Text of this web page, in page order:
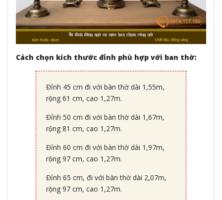
Cách chọn kích thước đỉnh phù hợp với ban thờ:
Đỉnh 45 cm đi với bàn thờ dài 1,55m,
rộng 61 cm, cao 1,27m.
Đỉnh 50 cm đi với bàn thờ dài 1,67m,
rộng 81 cm, cao 1,27m.
Đỉnh 60 cm đi với bàn thờ dài 1,97m,
rộng 97 cm, cao 1,27m.
Đỉnh 65 cm, đi với bàn thờ dài 2,07m,
rộng 97 cm, cao 1,27m.